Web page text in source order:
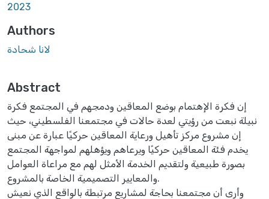
2023
Authors
لانا شحادة
Abstract
إن فكرة الإهتمام بوضع المعاقين ودمجهم في المجتمع فكرة
نبيلة نبعت من رؤيتي لعدة حالات في مجتمعنا الفلسطيني، حيث
إن مشروع مركز تأهيل ورعاية المعاقين حركيًا عبارة عن مبنى
يخدم فئة المعاقين حركيًا ويرعاهم ويؤهلهم لمواجهة المجتمع
بصورة طبيعية ولتقديم الخدمة الأمثل لهم مع مراعاة العوامل
والمعايير التصميمية الخاصة بالمشروع.
وأرى أن مجتمعنا بحاجة لمشاريع مرتبطة بالواقع الذي نعيش